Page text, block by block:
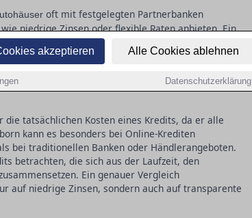
akzeptieren Alle Cookies ablehnen
Datenschutzerklärung
oft mit festgelegten Partnerbanken
niedrige Zinsen oder flexible Raten anbieten. Ein
Sie die Konditionen direkt mit der Bank
Zinssätzen und einfacher Vergleichbarkeit,
können. Der Schlüssel liegt darin, die Angebote
als auch die Gesamtkosten im Blick zu
tatsächlichen Kosten eines Kredits, da er alle
kann es besonders bei Online-Krediten
bei traditionellen Banken oder Händlerangeboten.
betrachten, die sich aus der Laufzeit, den
Ein genauer Vergleich
auf niedrige Zinsen, sondern auch auf transparente